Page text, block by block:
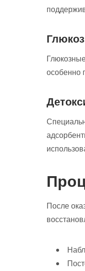
особенно
После